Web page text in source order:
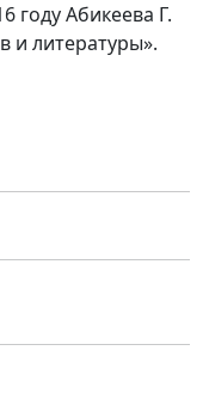
году Абикеева Г.
и литературы».